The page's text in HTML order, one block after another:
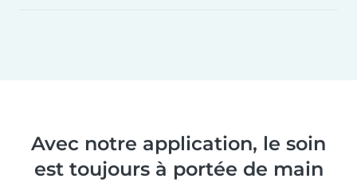
Avec notre application, le soin
est toujours à portée de main